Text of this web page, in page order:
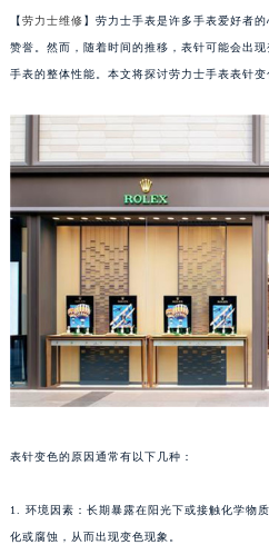
【劳力士维修】劳力士手表是许多手表爱好者
赞誉。然而，随着时间的推移，表针可能会出
手表的整体性能。本文将探讨劳力士手表表针变
表针变色的原因通常有以下几种：
1. 环境因素：长期暴露在阳光下或接触化学物
化或腐蚀，从而出现变色现象。